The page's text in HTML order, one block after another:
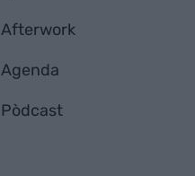
Afterwork
Agenda
Pòdcast